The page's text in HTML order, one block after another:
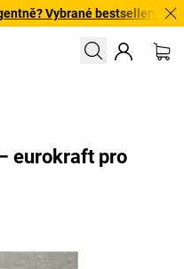
Vybrané bestsellery
eurokraft pro